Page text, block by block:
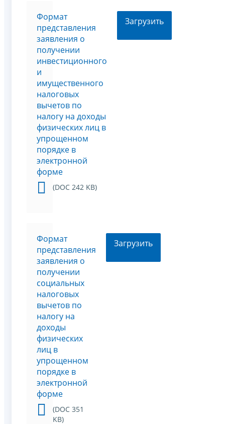
Формат
представления
заявления о
получении
инвестиционного
и
имущественного
налоговых
вычетов по
налогу на доходы
физических лиц в
упрощенном
порядке в
электронной
форме
(DOC 242 KB)
Загрузить
Формат
представления
заявления о
получении
социальных
налоговых
вычетов по
налогу на
доходы
физических
лиц в
упрощенном
порядке в
электронной
форме
(DOC 351
KB)
Загрузить